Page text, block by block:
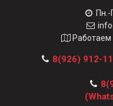
Пн.-
Работаем
8(926) 912-